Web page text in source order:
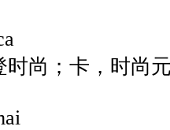
尚；卡，时尚